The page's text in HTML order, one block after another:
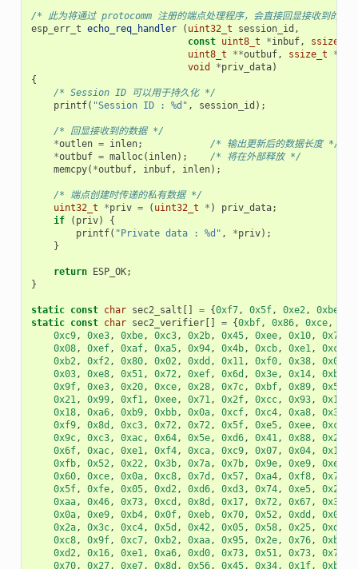
/* 此为将通过 protocomm 注册的端点处理程序，会直接回显接收到的数
esp_err_t echo_req_handler ( uint32_t session_id ,
const uint8_t *inbuf, ssize_t
uint8_t
**outbuf, ssize_t *
void
*priv_data)
{
/* Session ID 可以用于持久化 */
printf( "Session ID : %d" , session_id );
/* 回显接收到的数据 */
*outlen = inlen;
/* 输出更新后的数据长度 */
*outbuf = malloc( inlen);
/* 将在外部释放 */
memcpy( *outbuf, inbuf, inlen);
/* 端点创建时传递的私有数据 */
uint32_t
*priv = ( uint32_t * ) priv_data;
if
( priv)
{
printf( "Private data : %d" , *priv);
}
return ESP_OK;
}
static const char sec2_salt [] = {0xf7, 0x5f, 0xe2, 0xbe
static const char sec2_verifier[] = {0xbf, 0x86, 0xce,
0xc9, 0xe3, 0xbe, 0xc3, 0x2b, 0x45, 0xee, 0x10, 0x74
0x08, 0xef, 0xaf, 0xa5, 0x94, 0x4b, 0xcb, 0xe1, 0xce
0xb2, 0xf2, 0x80, 0x02, 0xdd , 0x11, 0xf0, 0x38, 0x0e
0x03, 0xe8, 0x51, 0x72, 0xef, 0x6d , 0x3e, 0x14, 0xb9
0x9f, 0xe3, 0x20, 0xce, 0x28, 0x7c, 0xbf, 0x89, 0x50
0x21, 0x99, 0xf1, 0xee, 0x71, 0x2f, 0xcc, 0x93, 0x16
0x18, 0xa6, 0xb9, 0xbb, 0x0a, 0xcf, 0xc4, 0xa8, 0x32
0xf9, 0x8d , 0xc3, 0x72, 0x72, 0x5f, 0xe5, 0xee, 0xc3
0x9c, 0xc3, 0xac, 0x64, 0x5e, 0xd6, 0x41, 0x88, 0x2f
0x6f, 0xac, 0xe1, 0xf4, 0xca, 0xc9, 0x07, 0x04, 0x11
0xfb, 0x52, 0x22, 0x3b, 0x7a, 0x7b, 0x9e, 0xe9, 0xee
0x60, 0xce, 0x0a, 0xc8, 0x7d , 0x57, 0xa4, 0xf8, 0x77
0x5f, 0xfe, 0x05, 0xd2, 0xd6, 0xd3, 0x74, 0xe5, 0x2e
0xaa, 0x46, 0x73, 0xcd , 0x8d , 0x17, 0x72, 0x67, 0x32
0x0a, 0xe9, 0xb4, 0x0f, 0xeb, 0x70, 0x52, 0xdd , 0x0a
0x2a, 0x3c, 0xc4, 0x5d , 0x42, 0x05, 0x58, 0x25, 0xd3
0xc8, 0x9f, 0xc7, 0xb2, 0xaa, 0x95, 0x2e, 0x76, 0xb3
0xd2, 0x16, 0xe1, 0xa6, 0xd0, 0x73, 0x51, 0x73, 0x79
0x70, 0x27, 0xe7, 0x8d , 0x56, 0x45, 0x34, 0x1f, 0xb9